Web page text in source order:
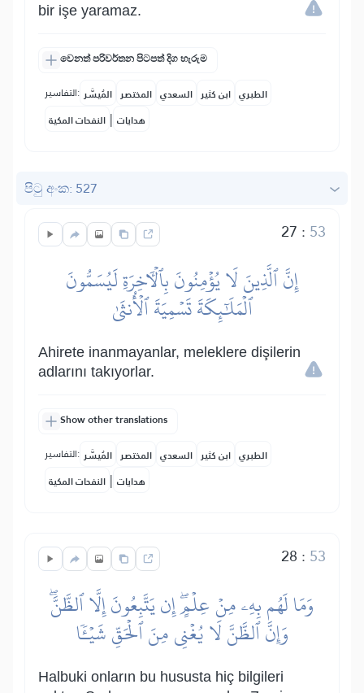
bir işe yaramaz.
වෙනත් පරිවර්තන පිටපත් දිග හැරුම
التفاسير: المُيسَّر المختصر السعدي ابن كثير الطبري
النفحات المكية | هدايات
පිටු අංක: 527
27 : 53
إِنَّ ٱلَّذِينَ لَا يُؤۡمِنُونَ بِٱلۡأٓخِرَةِ لَيُسَمُّونَ
ٱلۡمَلَٰٓئِكَةَ تَسۡمِيَةَ ٱلۡأُنثَىٰ
Ahirete inanmayanlar, meleklere dişilerin
adlarını takıyorlar.
Show other translations
التفاسير: المُيسَّر المختصر السعدي ابن كثير الطبري
النفحات المكية | هدايات
28 : 53
وَمَا لَهُم بِهِۦ مِنۡ عِلۡمٍۖ إِن يَتَّبِعُونَ إِلَّا ٱلظَّنَّۖ
وَإِنَّ ٱلظَّنَّ لَا يُغۡنِي مِنَ ٱلۡحَقِّ شَيۡـٔٗا
Halbuki onların bu hususta hiç bilgileri